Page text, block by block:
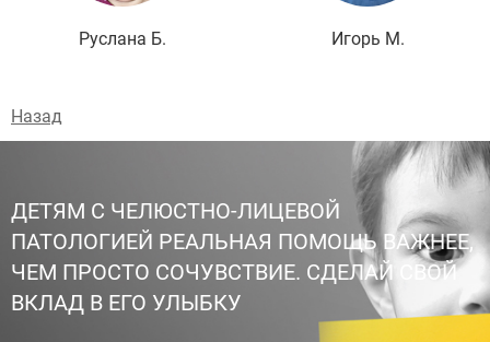
Руслана Б. Игорь М.
Назад
ДЕТЯМ С ЧЕЛЮСТНО-ЛИЦЕВОЙ
ПАТОЛОГИЕЙ РЕАЛЬНАЯ ПОМОЩЬ ВАЖНЕЕ,
ЧЕМ ПРОСТО СОЧУВСТВИЕ. СДЕЛАЙ СВОЙ
ВКЛАД В ЕГО УЛЫБКУ